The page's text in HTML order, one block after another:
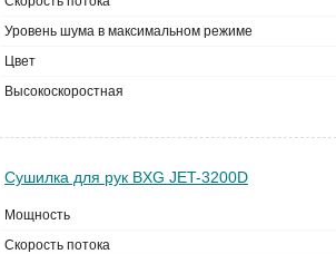
Уровень шума в максимальном режиме
Цвет
Высокоскоростная
Сушилка для рук BXG JET-3200D
Мощность
Скорость потока